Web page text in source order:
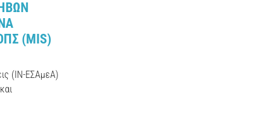
(MIS)
(ΙΝ-ΕΣΑμεΑ)